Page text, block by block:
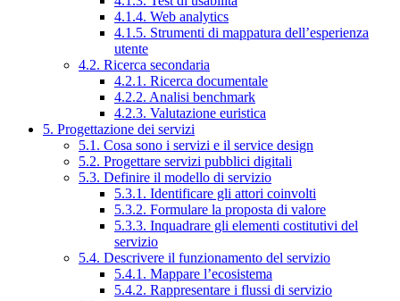
4.1.4. Web analytics
4.1.5. Strumenti di mappatura dell’esperienza
utente
4.2. Ricerca secondaria
4.2.1. Ricerca documentale
4.2.2. Analisi benchmark
4.2.3. Valutazione euristica
5. Progettazione dei servizi
5.1. Cosa sono i servizi e il service design
5.2. Progettare servizi pubblici digitali
5.3. Definire il modello di servizio
5.3.1. Identificare gli attori coinvolti
5.3.2. Formulare la proposta di valore
5.3.3. Inquadrare gli elementi costitutivi del
servizio
5.4. Descrivere il funzionamento del servizio
5.4.1. Mappare l’ecosistema
5.4.2. Rappresentare i flussi di servizio